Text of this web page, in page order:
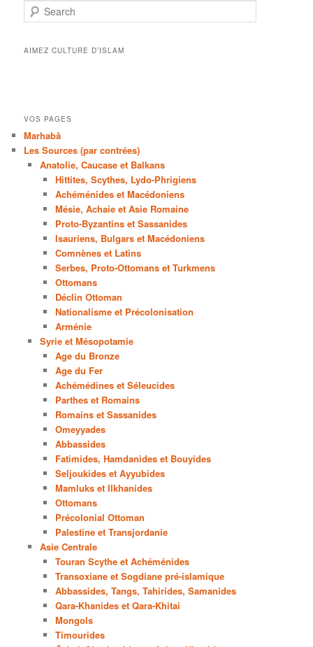
Search
AIMEZ CULTURE D’ISLAM
VOS PAGES
Marhabâ
Les Sources (par contrées)
Anatolie, Caucase et Balkans
Hittites, Scythes, Lydo-Phrigiens
Achéménides et Macédoniens
Mésie, Achaie et Asie Romaine
Proto-Byzantins et Sassanides
Isauriens, Bulgars et Macédoniens
Comnènes et Latins
Serbes, Proto-Ottomans et Turkmens
Ottomans
Déclin Ottoman
Nationalisme et Précolonisation
Arménie
Syrie et Mésopotamie
Age du Bronze
Age du Fer
Achémédines et Séleucides
Parthes et Romains
Romains et Sassanides
Omeyyades
Abbassides
Fatimides, Hamdanides et Bouyides
Seljoukides et Ayyubides
Mamluks et Ilkhanides
Ottomans
Précolonial Ottoman
Palestine et Transjordanie
Asie Centrale
Touran Scythe et Achéménides
Transoxiane et Sogdiane pré-islamique
Abbassides, Tangs, Tahirides, Samanides
Qara-Khanides et Qara-Khitai
Mongols
Timourides